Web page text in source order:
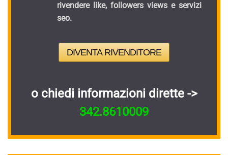
rivendere like, followers views e servizi
seo.
DIVENTA RIVENDITORE
o chiedi informazioni dirette ->
342.8610009